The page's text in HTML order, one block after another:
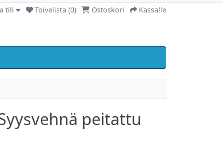
tili Toivelista (0) Ostoskori Kassalle
peitattu